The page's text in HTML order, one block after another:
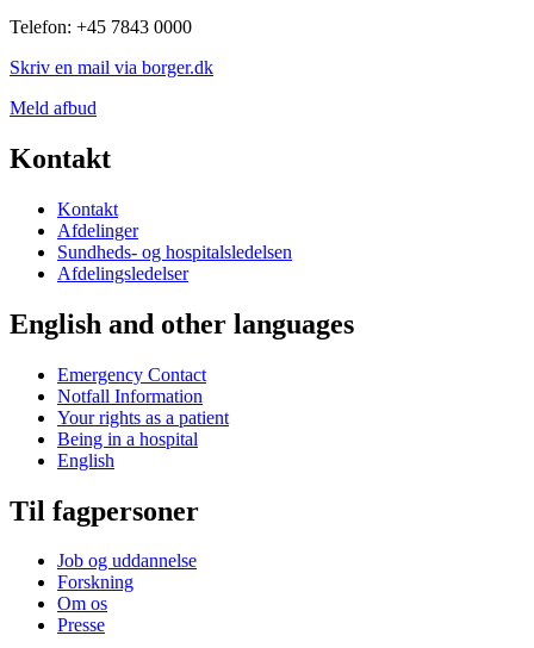
Telefon: +45 7843 0000
Skriv en mail via borger.dk
Meld afbud
Kontakt
Kontakt
Afdelinger
Sundheds- og hospitalsledelsen
Afdelingsledelser
English and other languages
Emergency Contact
Notfall Information
Your rights as a patient
Being in a hospital
English
Til fagpersoner
Job og uddannelse
Forskning
Om os
Presse